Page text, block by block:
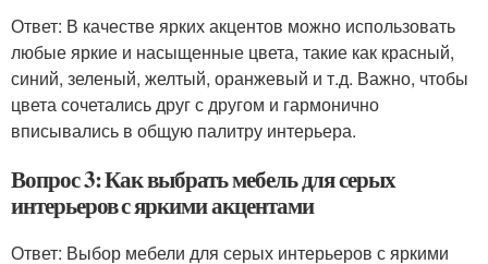
Ответ: В качестве ярких акцентов можно использовать
любые яркие и насыщенные цвета, такие как красный,
синий, зеленый, желтый, оранжевый и т.д. Важно, чтобы
цвета сочетались друг с другом и гармонично
вписывались в общую палитру интерьера.
Вопрос 3: Как выбрать мебель для серых
интерьеров с яркими акцентами
Ответ: Выбор мебели для серых интерьеров с яркими